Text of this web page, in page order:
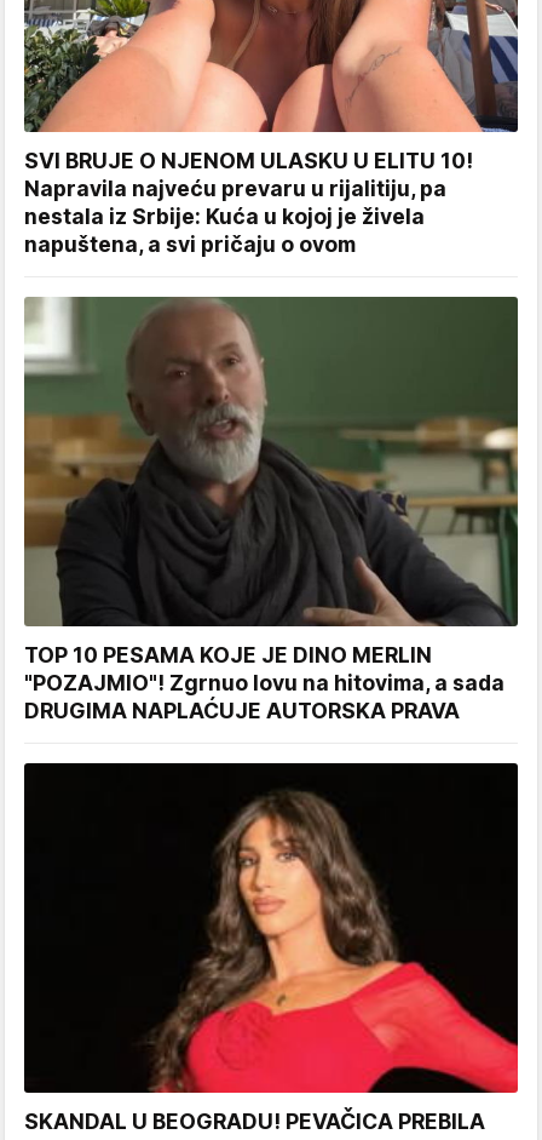
SVI BRUJE O NJENOM ULASKU U ELITU 10!
Napravila najveću prevaru u rijalitiju, pa
nestala iz Srbije: Kuća u kojoj je živela
napuštena, a svi pričaju o ovom
TOP 10 PESAMA KOJE JE DINO MERLIN
"POZAJMIO"! Zgrnuo lovu na hitovima, a sada
DRUGIMA NAPLAĆUJE AUTORSKA PRAVA
SKANDAL U BEOGRADU! PEVAČICA PREBILA